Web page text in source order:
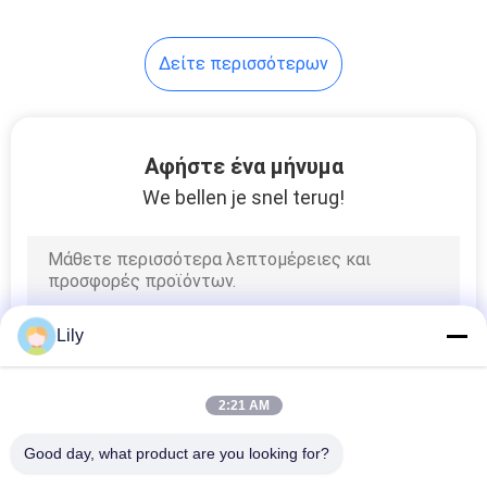
Τηλεσκοπικός
Τοποθετημένος
φορτηγό γερανός
Δείτε περισσότερων
Αφήστε ένα μήνυμα
We bellen je snel terug!
Lily
2:21 AM
Good day, what product are you looking for?